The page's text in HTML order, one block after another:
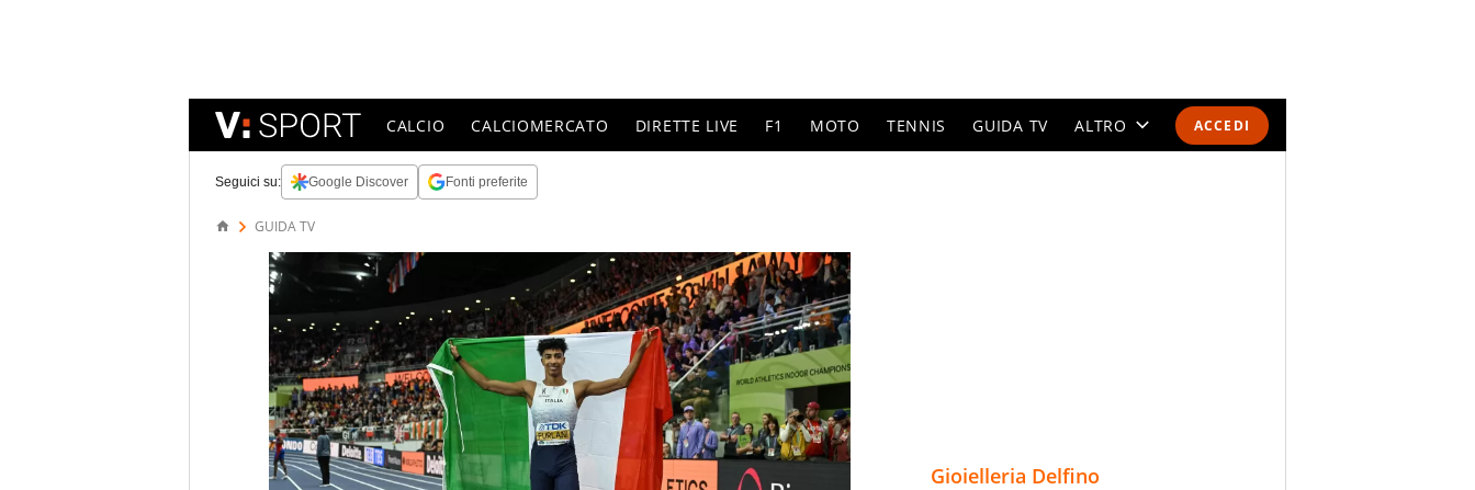
ACCEDI
CALCIO CALCIOMERCATO DIRETTE LIVE F1 MOTO TENNIS GUIDA TV ALTRO
Seguici su: Google Discover Fonti preferite
GUIDA TV
Gioielleria Delfino